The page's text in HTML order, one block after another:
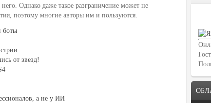
Однако даже такое разграничение может не
поэтому многие авторы им и пользуются.
боты
от звезд!
а не у ИИ